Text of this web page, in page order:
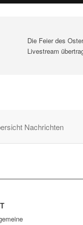
Die Feier des
Livestream
Nachrichten